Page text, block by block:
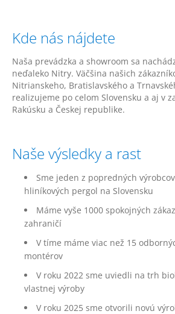
Kde nás nájdete
Naša prevádzka a showroom sa
neďaleko Nitry. Väčšina našich
Nitrianskeho, Bratislavského a
realizujeme po celom Slovensku a aj v
Rakúsku a Českej republike.
Naše výsledky a rast
Sme jeden z popredných
hliníkových pergol na Slovensku
Máme vyše 1000 spokojných
zahraničí
V tíme máme viac než 15
montérov
V roku 2022 sme uviedli na trh
vlastnej výroby
V roku 2025 sme otvorili novú